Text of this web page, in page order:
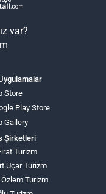
var?
Store
Play Store
Gallery
Şirketleri
Turizm
Uçar Turizm
Turizm